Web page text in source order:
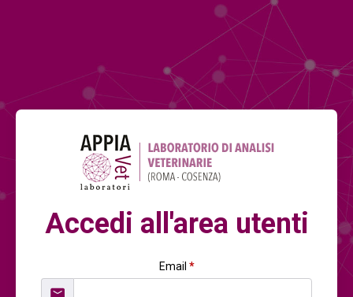
Accedi all'area utenti
Email *